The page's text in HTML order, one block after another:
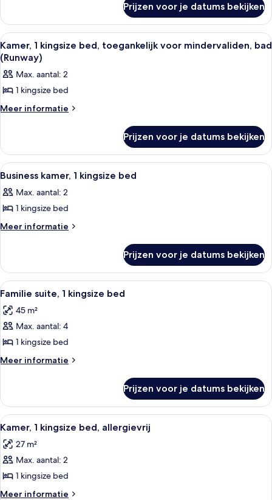
laden
kamer,
tweepersoonsbedden
Prijzen voor je datums bekijken
Alle
foto's
voor
Kamer,
1
kingsize
voor
mindervaliden,
bad
(Runway)
laden
Een luchthaventerminal met
8
Kamer, 1 kingsize bed, toegankelijk voor mindervaliden, bad
(Runway)
Max. aantal: 2
1 kingsize bed
Meer informatie
Meer
1
kingsize
bed,
voor
mindervaliden,
(Runway)
Prijzen voor je datums bekijken
Alle
foto's
voor
Business
kamer,
bed
laden
Luxe beddengoed, donzen
5
Business kamer, 1 kingsize bed
Max. aantal: 2
1 kingsize bed
Meer informatie
Meer
kamer,
kingsize
Prijzen voor je datums bekijken
Alle
foto's
voor
Familie
suite,
1
laden
Een hotelkamer met een bed, een
5
Familie suite, 1 kingsize bed
45 m²
Max. aantal: 4
1 kingsize bed
Meer informatie
Meer
suite,
kingsize
Prijzen voor je datums bekijken
Alle
foto's
voor
Kamer,
1
kingsize
Een hotelkamer met een groot bed,
6
Kamer, 1 kingsize bed, allergievrij
27 m²
Max. aantal: 2
1 kingsize bed
Meer informatie
Meer